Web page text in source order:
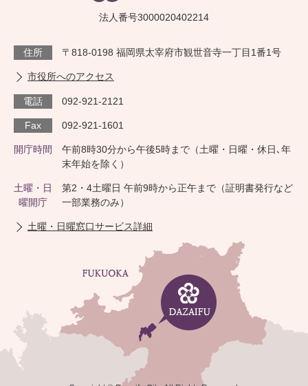
法人番号3000020402214
住所 〒818-0198 福岡県太宰府市観世音寺一丁目1番1号
市役所へのアクセス
電話 092-921-2121
Fax 092-921-1601
開庁時間
午前8時30分から午後5時まで（土曜・日曜・休日､年
末年始を除く）
土曜・日
曜開庁
第2・4土曜日 午前9時から正午まで（証明書発行など
一部業務のみ）
土曜・日曜窓口サービス詳細